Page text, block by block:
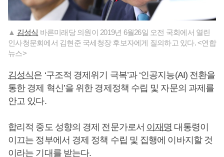
▲ 김성식 바른미래당 의원이 2019년 6월26일 오전 국회에서 열린
인사청문회에서 김현준 국세청장 후보자에게 질의하고 있다. <연합
뉴스>
김성식은 ‘구조적 경제위기 극복’과 ‘인공지능(AI) 전환을
통한 경제 혁신’을 위한 경제정책 수립 및 자문의 과제를
안고 있다.
합리적 중도 성향의 경제 전문가로서 이재명 대통령이
이끄는 정부에서 경제 정책 수립 및 집행에 이바지할 것
이라는 기대를 받는다.